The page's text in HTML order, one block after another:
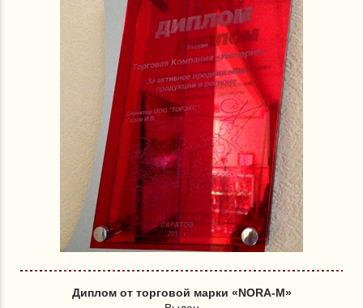
Диплом от торговой марки «NORA-M»